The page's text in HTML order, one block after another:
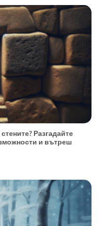
Разгадайте
и вътреш